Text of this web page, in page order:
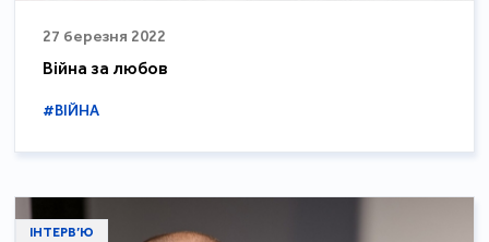
27 березня 2022
Війна за любов
#ВІЙНА
ІНТЕРВ’Ю